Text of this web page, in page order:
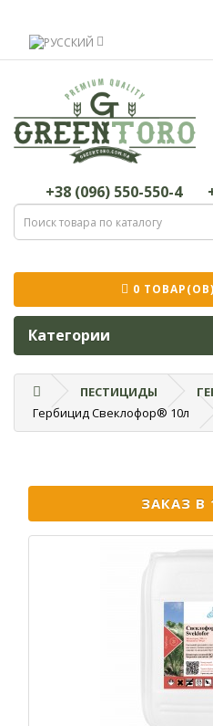
+38 (096) 550-550-4
0
Категории
ПЕСТИЦИДЫ
Гербицид Свеклофор® 10л
ЗАКАЗ В